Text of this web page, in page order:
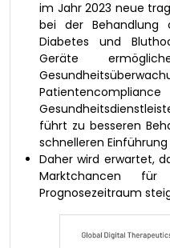
im Jahr 2023 neue
bei der Behandlung
Diabetes und
Geräte
führt zu besseren
schnelleren
Daher wird erwartet,
Marktchancen
Prognosezeitraum